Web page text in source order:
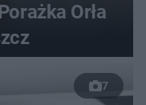
Orła
7